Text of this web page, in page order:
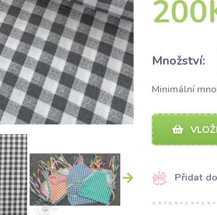
Množství:
Minimální
Přidat